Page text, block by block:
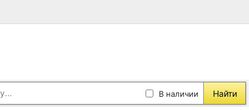
В наличии Найти